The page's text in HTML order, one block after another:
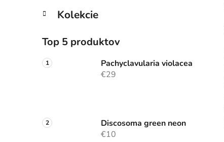
Kolekcie
Top 5 produktov
Pachyclavularia violacea
€29
Discosoma green neon
€10